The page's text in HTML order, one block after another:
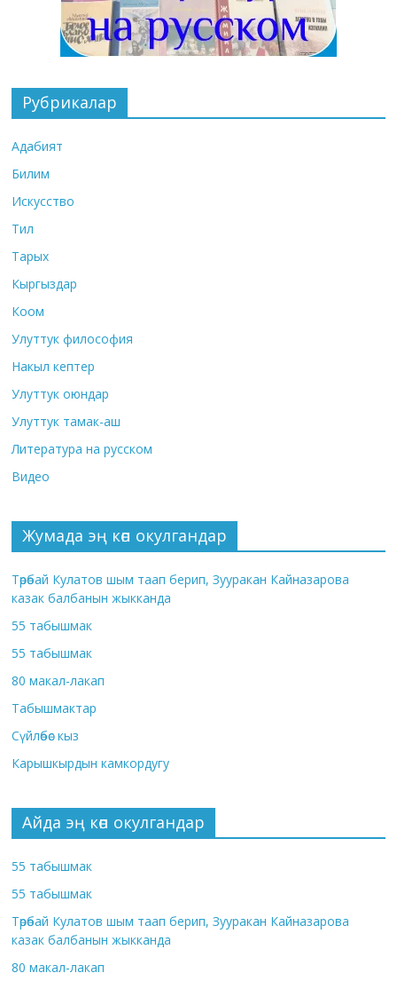
Рубрикалар
Адабият
Билим
Искусство
Тил
Тарых
Кыргыздар
Коом
Улуттук философия
Накыл кептер
Улуттук оюндар
Улуттук тамак-аш
Литература на русском
Видео
Жумада эң көп окулгандар
Төрөбай Кулатов шым таап берип, Зууракан Кайназарова
казак балбанын жыкканда
55 табышмак
55 табышмак
80 макал-лакап
Табышмактар
Сүйлөбөс кыз
Карышкырдын камкордугу
Айда эң көп окулгандар
55 табышмак
55 табышмак
Төрөбай Кулатов шым таап берип, Зууракан Кайназарова
казак балбанын жыкканда
80 макал-лакап